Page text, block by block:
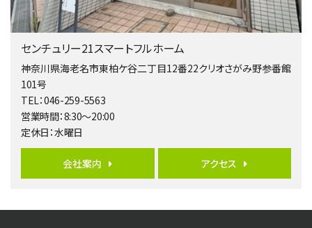
第5位
4,190万円
バ14分・ 歩4分
LDK約20帖とゆとりある広さ！WIC、SICの…
第6位
4ＬＤＫ
長後駅
センチュリー21スマートフルホーム
神奈川県海老名市東柏ケ谷二丁目12番22クリオさがみ野参番館
101号
TEL：046-259-5563
営業時間：8:30～20:00
定休日：水曜日
会社案内 アクセス